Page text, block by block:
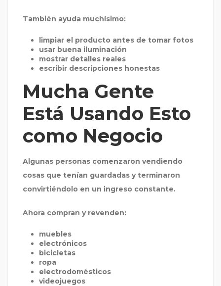
También ayuda muchísimo:
limpiar el producto antes de tomar fotos
usar buena iluminación
mostrar detalles reales
escribir descripciones honestas
Mucha Gente
Está Usando Esto
como Negocio
Algunas personas comenzaron vendiendo
cosas que tenían guardadas y terminaron
convirtiéndolo en un ingreso constante.
Ahora compran y revenden:
muebles
electrónicos
bicicletas
ropa
electrodomésticos
videojuegos